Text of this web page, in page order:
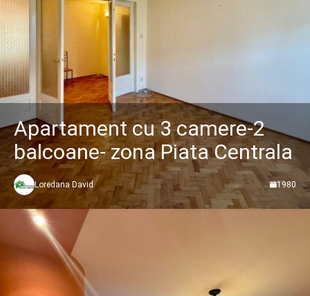
Apartament cu 3 camere-2
balcoane- zona Piata Centrala
Loredana David 1980